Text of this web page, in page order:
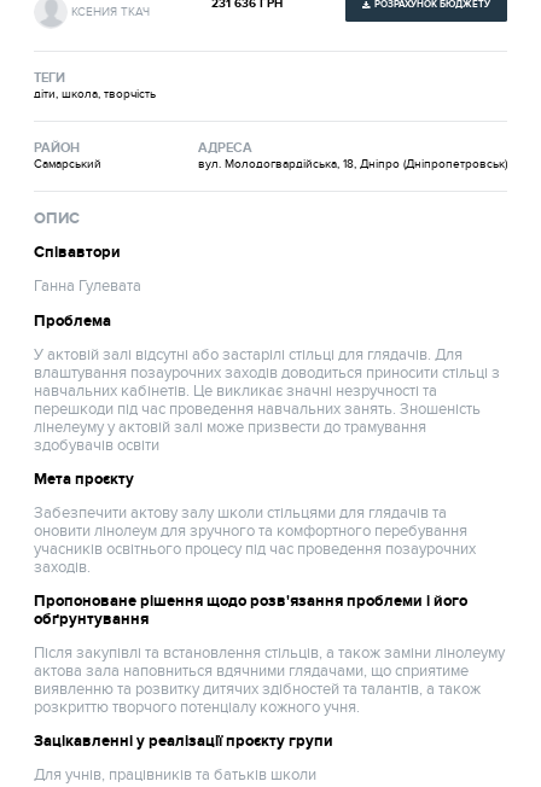
КСЕНИЯ ТКАЧ
231 636 ГРН РОЗРАХУНОК БЮДЖЕТУ
ТЕГИ
діти, школа, творчість
РАЙОН
Самарський
АДРЕСА
вул. Молодогвардійська, 18, Дніпро (Дніпропетровськ)
ОПИС
Співавтори
Ганна Гулевата
Проблема
У актовій залі відсутні або застарілі стільці для глядачів. Для
влаштування позаурочних заходів доводиться приносити стільці з
навчальних кабінетів. Це викликає значні незручності та
перешкоди під час проведення навчальних занять. Зношеність
лінелеуму у актовій залі може призвести до трамування
здобувачів освіти
Мета проєкту
Забезпечити актову залу школи стільцями для глядачів та
оновити лінолеум для зручного та комфортного перебування
учасників освітнього процесу під час проведення позаурочних
заходів.
Пропоноване рішення щодо розв'язання проблеми і його
обґрунтування
Після закупівлі та встановлення стільців, а також заміни лінолеуму
актова зала наповниться вдячними глядачами, що сприятиме
виявленню та розвитку дитячих здібностей та талантів, а також
розкриттю творчого потенціалу кожного учня.
Зацікавленні у реалізації проєкту групи
Для учнів, працівників та батьків школи